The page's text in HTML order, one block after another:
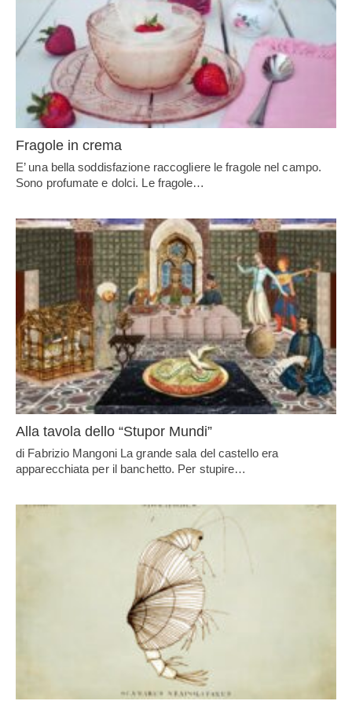
Fragole in crema
E’ una bella soddisfazione raccogliere le fragole nel campo.
Sono profumate e dolci. Le fragole…
Alla tavola dello “Stupor Mundi”
di Fabrizio Mangoni La grande sala del castello era
apparecchiata per il banchetto. Per stupire…